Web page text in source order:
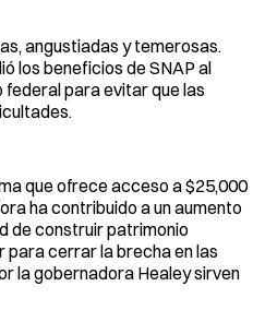
angustiadas y temerosas.
los beneficios de SNAP al
para evitar que las
que ofrece acceso a $25,000
ha contribuido a un aumento
de construir patrimonio
cerrar la brecha en las
la gobernadora Healey sirven